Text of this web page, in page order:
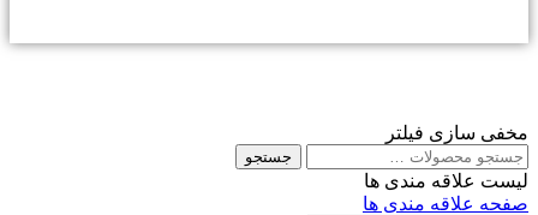
مخفی سازی فیلتر
جستجو
برای
جستجو
لیست علاقه مندی ها
صفحه علاقه مندی ها